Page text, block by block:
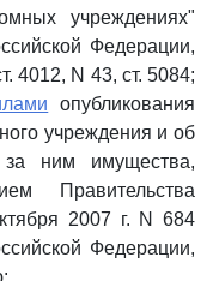
учреждениях"
Федерации,
4012, N 43, ст. 5084;
опубликования
учреждения и об
за ним имущества,
Правительства
2007 г. N 684
Федерации,